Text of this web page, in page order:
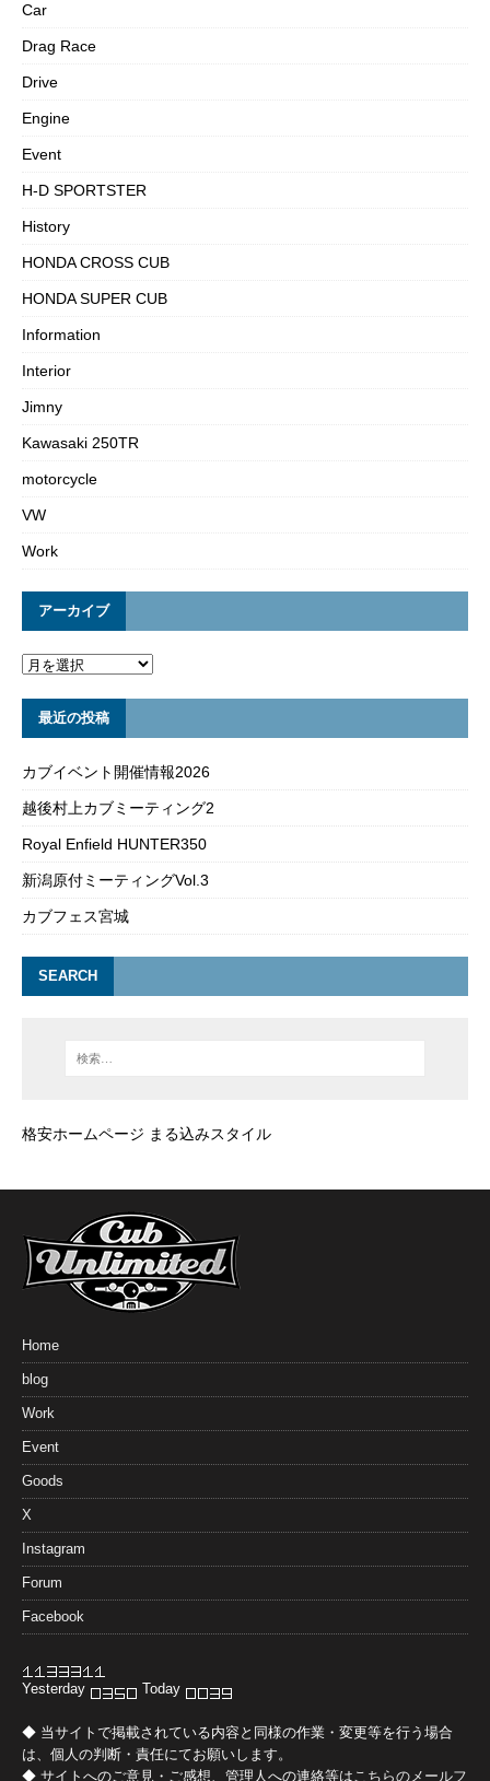
Car
Drag Race
Drive
Engine
Event
H-D SPORTSTER
History
HONDA CROSS CUB
HONDA SUPER CUB
Information
Interior
Jimny
Kawasaki 250TR
motorcycle
VW
Work
アーカイブ
最近の投稿
カブイベント開催情報2026
越後村上カブミーティング2
Royal Enfield HUNTER350
新潟原付ミーティングVol.3
カブフェス宮城
SEARCH
格安ホームページ まる込みスタイル
Home
blog
Work
Event
Goods
X
Instagram
Forum
Facebook
Yesterday Today
◆ 当サイトで掲載されている内容と同様の作業・変更等を行う場合
は、個人の判断・責任にてお願いします。
◆ サイトへのご意見・ご感想、管理人への連絡等は こちらのメールフ